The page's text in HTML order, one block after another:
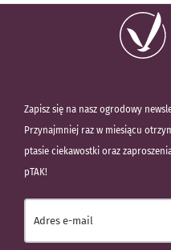
Zapisz się na nasz ogrodowy
Przynajmniej raz w miesiącu
ptasie ciekawostki oraz
pTAK!